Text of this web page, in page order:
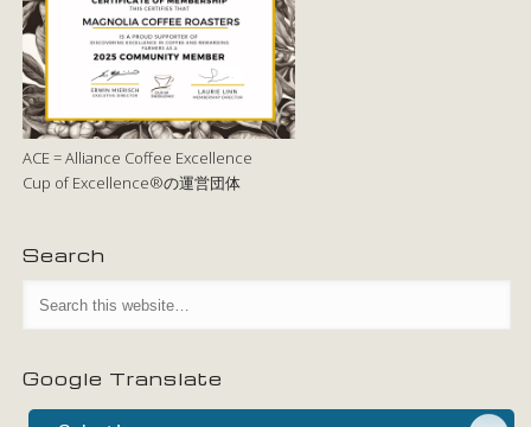
ACE = Alliance Coffee Excellence
Cup of Excellence®の運営団体
Search
Google Translate